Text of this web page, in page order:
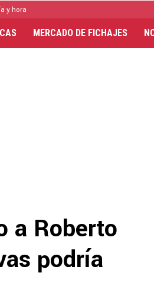
y hora
MERCADO DE FICHAJES
a Roberto
podría